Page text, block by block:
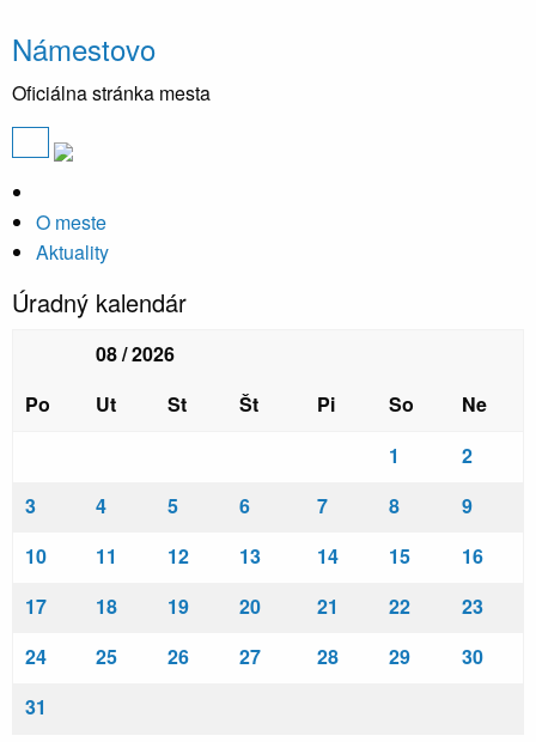
Námestovo
Oficiálna stránka mesta
O meste
Aktuality
Úradný kalendár
08 / 2026
Po
Ut St Št Pi So
Ne
1
2
3
4 5 6 7 8
9
10
11 12 13 14 15
16
17
18 19 20 21 22
23
24
25 26 27 28 29
30
31